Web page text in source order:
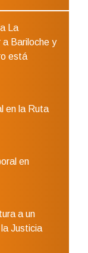
La
Bariloche y
está
en la Ruta
en
a un
Justicia